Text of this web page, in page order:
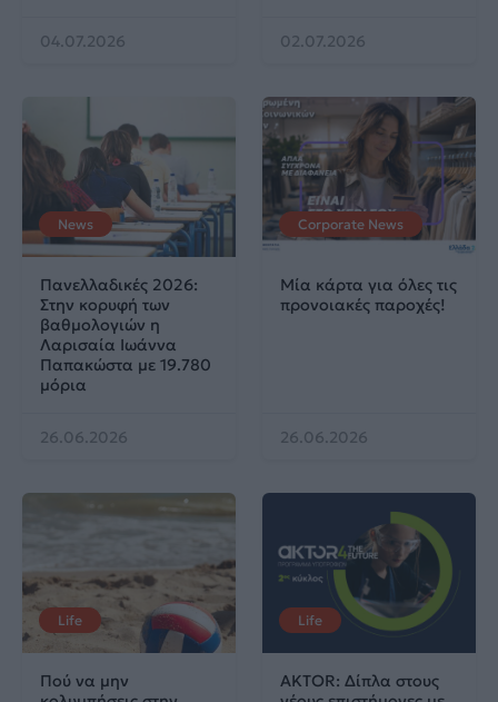
04.07.2026 02.07.2026
News
Πανελλαδικές 2026:
Στην κορυφή των
βαθμολογιών η
Λαρισαία Ιωάννα
Παπακώστα με 19.780
μόρια
26.06.2026
Corporate News
Μία κάρτα για όλες τις
προνοιακές παροχές!
26.06.2026
Life
Πού να μην
Life
AKTOR: Δίπλα στους